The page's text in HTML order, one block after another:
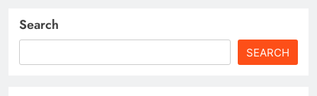
Search
SEARCH